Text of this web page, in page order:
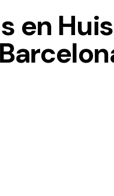
en